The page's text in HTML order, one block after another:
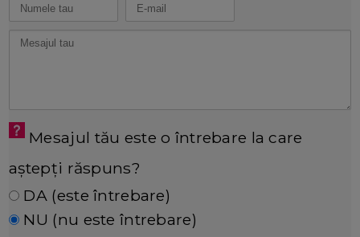
Mesajul tău este o întrebare la care
aștepți răspuns?
DA (este întrebare)
NU (nu este întrebare)